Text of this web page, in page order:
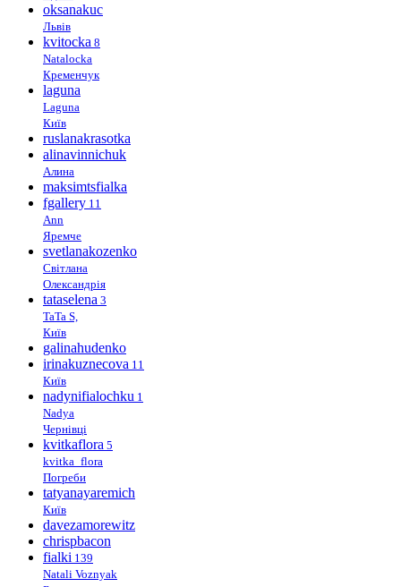
oksanakuc
Львів
kvitocka 8
Natalocka
Кременчук
laguna
Laguna
Київ
ruslanakrasotka
alinavinnichuk
Алина
maksimtsfialka
fgallery 11
Ann
Яремче
svetlanakozenko
Світлана
Олександрія
tataselena 3
TaTa S,
Київ
galinahudenko
irinakuznecova 11
Київ
nadynifialochku 1
Nadya
Чернівці
kvitkaflora 5
kvitka_flora
Погреби
tatyanayaremich
Київ
davezamorewitz
chrispbacon
fialki 139
Natali Voznyak